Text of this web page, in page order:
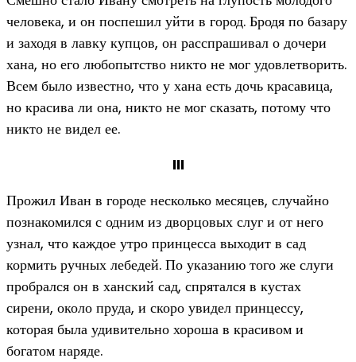
человека, и он поспешил уйти в город. Бродя по базару
и заходя в лавку купцов, он расспрашивал о дочери
хана, но его любопытство никто не мог удовлетворить.
Всем было известно, что у хана есть дочь красавица,
но красива ли она, никто не мог сказать, потому что
никто не видел ее.
III
Прожил Иван в городе несколько месяцев, случайно
познакомился с одним из дворцовых слуг и от него
узнал, что каждое утро принцесса выходит в сад
кормить ручных лебедей. По указанию того же слуги
пробрался он в ханский сад, спрятался в кустах
сирени, около пруда, и скоро увидел принцессу,
которая была удивительно хороша в красивом и
богатом наряде.